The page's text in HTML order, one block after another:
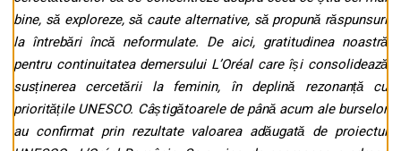
bine, să exploreze, să caute alternative, să propună răspunsuri
la întrebări încă neformulate. De aici, gratitudinea noastră
pentru continuitatea demersului L’Oréal care își consolidează
susținerea cercetării la feminin, în deplină rezonanță cu
prioritățile UNESCO. Câștigătoarele de până acum ale burselor
au confirmat prin rezultate valoarea adăugată de proiectul